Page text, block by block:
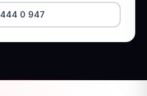
444 0 947